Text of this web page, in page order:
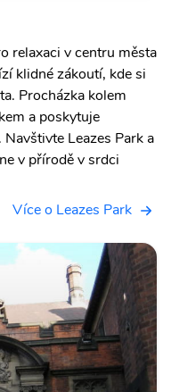
relaxaci v centru města
klidné zákoutí, kde si
Procházka kolem
a poskytuje
Leazes Park a
v přírodě v srdci
Více o Leazes Park